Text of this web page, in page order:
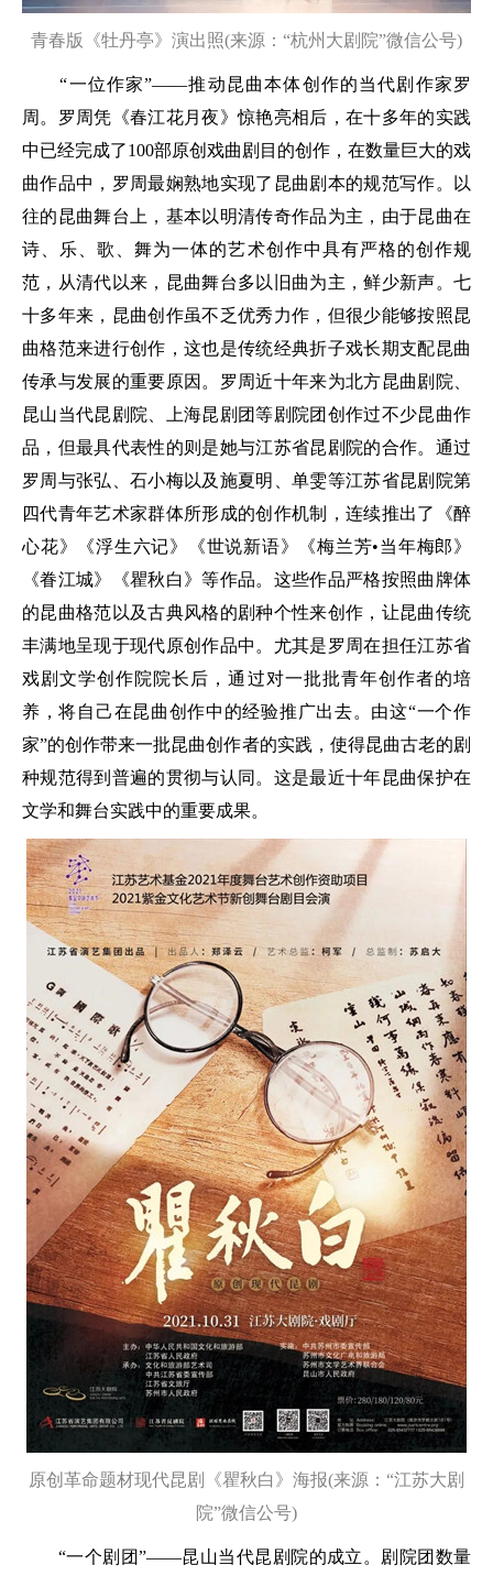
青春版《牡丹亭》演出照(来源：“杭州大剧院”微信公号)
“一位作家”——推动昆曲本体创作的当代剧作家罗
周。罗周凭《春江花月夜》惊艳亮相后，在十多年的实践
中已经完成了100部原创戏曲剧目的创作，在数量巨大的戏
曲作品中，罗周最娴熟地实现了昆曲剧本的规范写作。以
往的昆曲舞台上，基本以明清传奇作品为主，由于昆曲在
诗、乐、歌、舞为一体的艺术创作中具有严格的创作规
范，从清代以来，昆曲舞台多以旧曲为主，鲜少新声。七
十多年来，昆曲创作虽不乏优秀力作，但很少能够按照昆
曲格范来进行创作，这也是传统经典折子戏长期支配昆曲
传承与发展的重要原因。罗周近十年来为北方昆曲剧院、
昆山当代昆剧院、上海昆剧团等剧院团创作过不少昆曲作
品，但最具代表性的则是她与江苏省昆剧院的合作。通过
罗周与张弘、石小梅以及施夏明、单雯等江苏省昆剧院第
四代青年艺术家群体所形成的创作机制，连续推出了《醉
心花》《浮生六记》《世说新语》《梅兰芳•当年梅郎》
《眷江城》《瞿秋白》等作品。这些作品严格按照曲牌体
的昆曲格范以及古典风格的剧种个性来创作，让昆曲传统
丰满地呈现于现代原创作品中。尤其是罗周在担任江苏省
戏剧文学创作院院长后，通过对一批批青年创作者的培
养，将自己在昆曲创作中的经验推广出去。由这“一个作
家”的创作带来一批昆曲创作者的实践，使得昆曲古老的剧
种规范得到普遍的贯彻与认同。这是最近十年昆曲保护在
文学和舞台实践中的重要成果。
原创革命题材现代昆剧《瞿秋白》海报(来源：“江苏大剧
院”微信公号)
“一个剧团”——昆山当代昆剧院的成立。剧院团数量